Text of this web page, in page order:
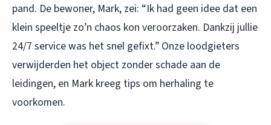
pand. De bewoner, Mark, zei: “Ik had geen idee dat een
klein speeltje zo’n chaos kon veroorzaken. Dankzij jullie
24/7 service was het snel gefixt.” Onze loodgieters
verwijderden het object zonder schade aan de
leidingen, en Mark kreeg tips om herhaling te
voorkomen.